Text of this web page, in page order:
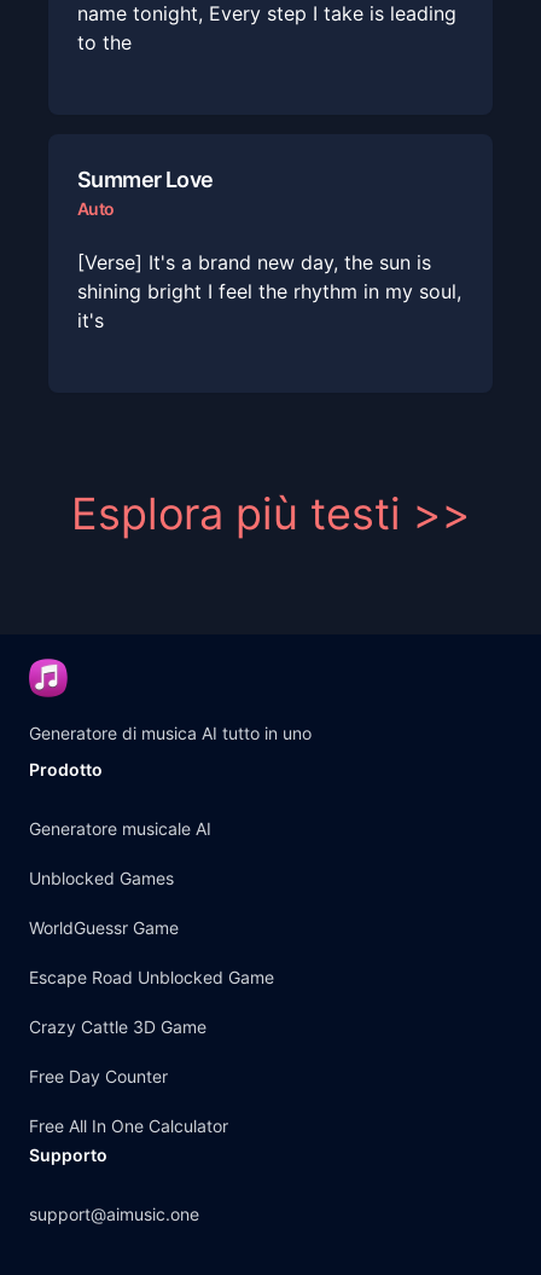
name tonight, Every step I take is leading
to the
Summer Love
Auto
[Verse] It's a brand new day, the sun is
shining bright I feel the rhythm in my soul,
it's
Esplora più testi >>
Generatore di musica AI tutto in uno
Prodotto
Generatore musicale AI
Unblocked Games
WorldGuessr Game
Escape Road Unblocked Game
Crazy Cattle 3D Game
Free Day Counter
Free All In One Calculator
Supporto
support@aimusic.one